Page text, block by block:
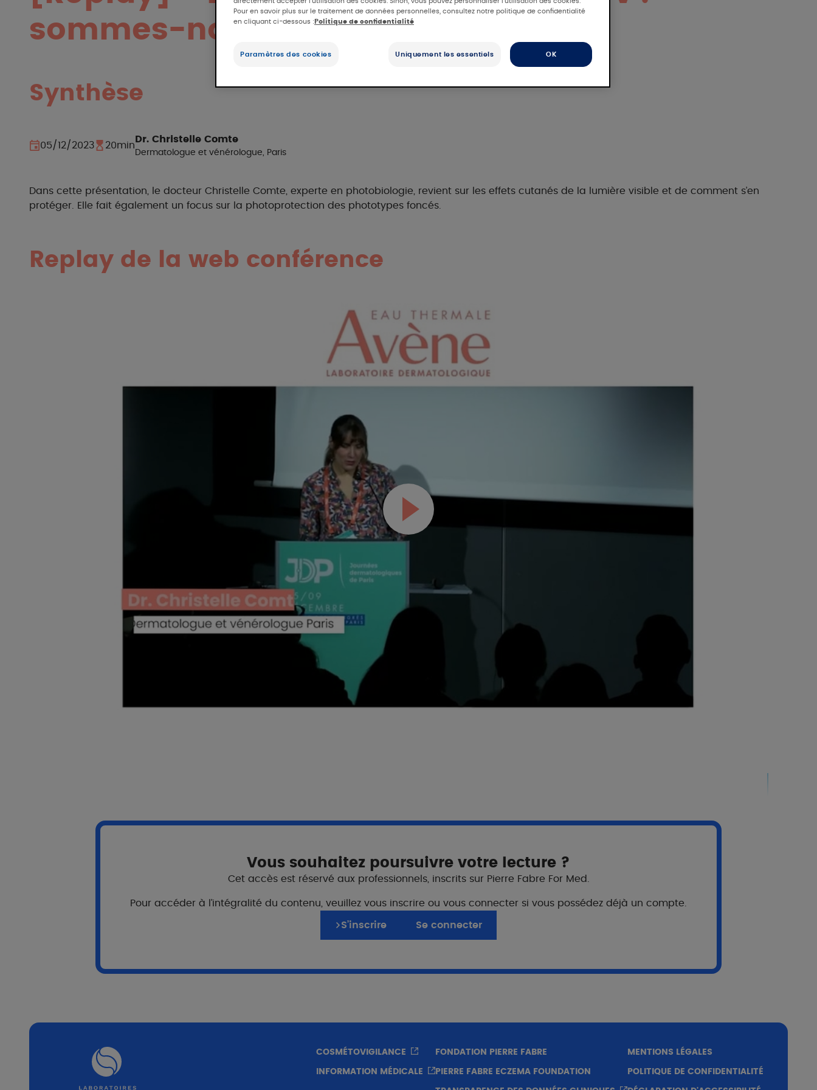
sommes-nous tous égaux ?
Synthèse
05/12/2023 20min
Dr. Christelle Comte
Dermatologue et vénérologue, Paris
Dans cette présentation, le docteur Christelle Comte, experte en photobiologie, revient sur les effets cutanés de la lumière visible et de comment s’en
protéger. Elle fait également un focus sur la photoprotection des phototypes foncés.
Replay de la web conférence
Nos actualités vous intéressent ?
Découvrez celles de nos autres marques.
Vous souhaitez poursuivre votre lecture ?
Cet accès est réservé aux professionnels, inscrits sur Pierre Fabre For Med.
Pour accéder à l’intégralité du contenu, veuillez vous inscrire ou vous connecter si vous possédez déjà un compte.
S’inscrire Se connecter
COSMÉTOVIGILANCE
INFORMATION MÉDICALE
FONDATION PIERRE FABRE
PIERRE FABRE ECZEMA FOUNDATION
MENTIONS LÉGALES
POLITIQUE DE CONFIDENTIALITÉ
Pour en savoir plus sur le traitement de données personnelles, consultez notre politique de confidentialité
en cliquant ci-dessous : Politique de confidentialité
Paramètres des cookies Uniquement les essentiels OK